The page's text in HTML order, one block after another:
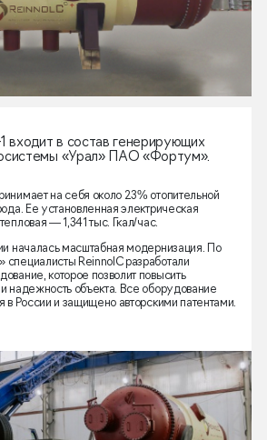
входит в состав генерирующих
«Урал» ПАО «Фортум».
на себя около 23% отопительной
Ее установленная электрическая
— 1,341 тыс. Гкал/час.
началась масштабная модернизация. По
ReinnolC разработали
которое позволит повысить
надежность объекта. Все оборудование
в России и защищено авторскими патентами.